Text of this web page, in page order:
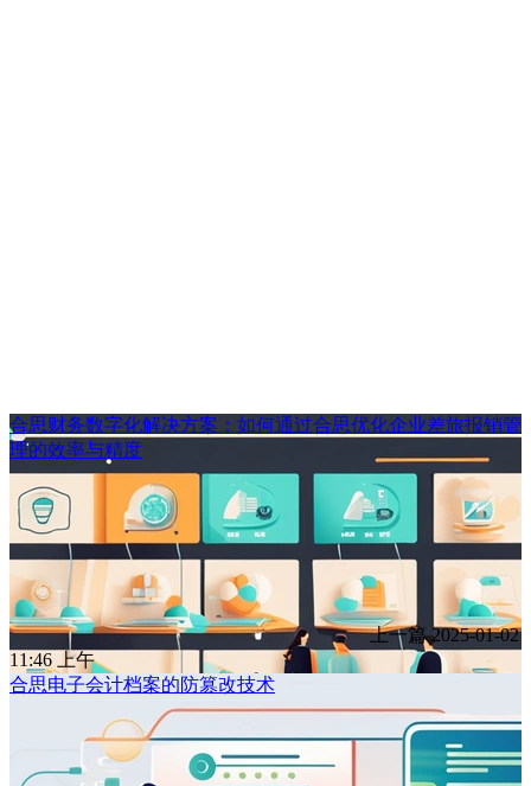
合思财务数字化解决方案：如何通过合思优化企业差旅报销管
理的效率与精度
上一篇 2025-01-02
11:46 上午
合思电子会计档案的防篡改技术